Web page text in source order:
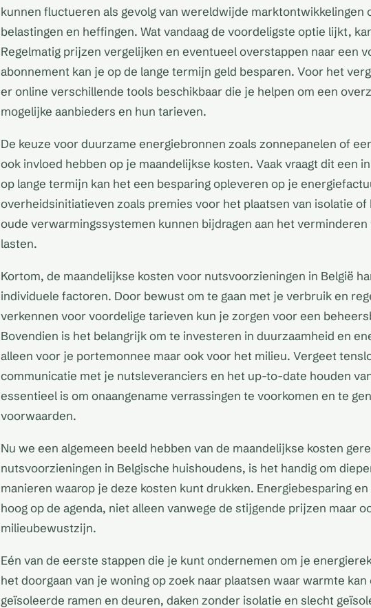
kunnen fluctueren als gevolg van wereldwijde marktontwikkelingen
belastingen en heffingen. Wat vandaag de voordeligste optie lijkt,
Regelmatig prijzen vergelijken en eventueel overstappen naar een
abonnement kan je op de lange termijn geld besparen. Voor het
er online verschillende tools beschikbaar die je helpen om een
mogelijke aanbieders en hun tarieven.
De keuze voor duurzame energiebronnen zoals zonnepanelen of
ook invloed hebben op je maandelijkse kosten. Vaak vraagt dit een
op lange termijn kan het een besparing opleveren op je
overheidsinitiatieven zoals premies voor het plaatsen van isolatie
oude verwarmingssystemen kunnen bijdragen aan het verminderen
lasten.
Kortom, de maandelijkse kosten voor nutsvoorzieningen in België
individuele factoren. Door bewust om te gaan met je verbruik en
verkennen voor voordelige tarieven kun je zorgen voor een
Bovendien is het belangrijk om te investeren in duurzaamheid en
alleen voor je portemonnee maar ook voor het milieu. Vergeet
communicatie met je nutsleveranciers en het up-to-date houden
essentieel is om onaangename verrassingen te voorkomen en te
voorwaarden.
Nu we een algemeen beeld hebben van de maandelijkse kosten
nutsvoorzieningen in Belgische huishoudens, is het handig om
manieren waarop je deze kosten kunt drukken. Energiebesparing
hoog op de agenda, niet alleen vanwege de stijgende prijzen maar
milieubewustzijn.
Eén van de eerste stappen die je kunt ondernemen om je
het doorgaan van je woning op zoek naar plaatsen waar warmte
geïsoleerde ramen en deuren, daken zonder isolatie en slecht